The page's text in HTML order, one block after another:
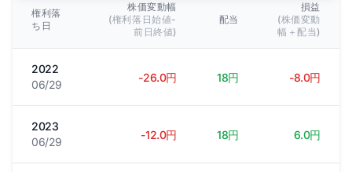
権利落
ち日
株価変動幅
(権利落日始値-
前日終値)
配当
損益
(株価変動
幅＋配当)
2022
06/29
-26.0円 18円 -8.0円
2023
06/29
-12.0円 18円 6.0円